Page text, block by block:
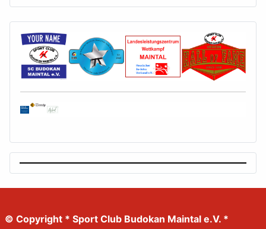
© Copyright * Sport Club Budokan Maintal e.V. *